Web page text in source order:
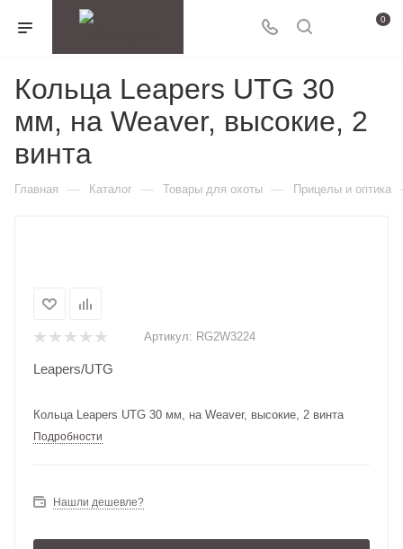
0
Кольца Leapers UTG 30
мм, на Weaver, высокие, 2
винта
Главная — Каталог — Товары для охоты — Прицелы и оптика
Артикул: RG2W3224
Leapers/UTG
Кольца Leapers UTG 30 мм, на Weaver, высокие, 2 винта
Подробности
Нашли дешевле?